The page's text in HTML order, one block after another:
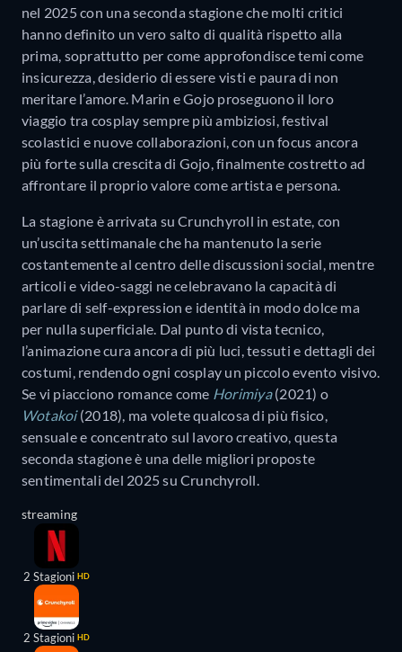
nel 2025 con una seconda stagione che molti critici
hanno definito un vero salto di qualità rispetto alla
prima, soprattutto per come approfondisce temi come
insicurezza, desiderio di essere visti e paura di non
meritare l’amore. Marin e Gojo proseguono il loro
viaggio tra cosplay sempre più ambiziosi, festival
scolastici e nuove collaborazioni, con un focus ancora
più forte sulla crescita di Gojo, finalmente costretto ad
affrontare il proprio valore come artista e persona.
La stagione è arrivata su Crunchyroll in estate, con
un’uscita settimanale che ha mantenuto la serie
costantemente al centro delle discussioni social, mentre
articoli e video-saggi ne celebravano la capacità di
parlare di self-expression e identità in modo dolce ma
per nulla superficiale. Dal punto di vista tecnico,
l’animazione cura ancora di più luci, tessuti e dettagli dei
costumi, rendendo ogni cosplay un piccolo evento visivo.
Se vi piacciono romance come Horimiya(2021) o
Wotakoi(2018), ma volete qualcosa di più fisico,
sensuale e concentrato sul lavoro creativo, questa
seconda stagione è una delle migliori proposte
sentimentali del 2025 su Crunchyroll.
streaming
2 Stagioni HD
2 Stagioni HD